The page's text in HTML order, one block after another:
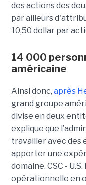
des actions des
par ailleurs
10,50 dollar par
14 000
américaine
Ainsi donc, après
grand groupe
divise en deux
explique que
travailler avec des
apporter une
domaine. CSC -
opérationnelle en